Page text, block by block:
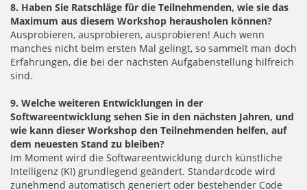
8. Haben Sie Ratschläge für die Teilnehmenden, wie sie das
Maximum aus diesem Workshop herausholen können?
Ausprobieren, ausprobieren, ausprobieren! Auch wenn
manches nicht beim ersten Mal gelingt, so sammelt man doch
Erfahrungen, die bei der nächsten Aufgabenstellung hilfreich
sind.
9. Welche weiteren Entwicklungen in der
Softwareentwicklung sehen Sie in den nächsten Jahren, und
wie kann dieser Workshop den Teilnehmenden helfen, auf
dem neuesten Stand zu bleiben?
Im Moment wird die Softwareentwicklung durch künstliche
Intelligenz (KI) grundlegend geändert. Standardcode wird
zunehmend automatisch generiert oder bestehender Code